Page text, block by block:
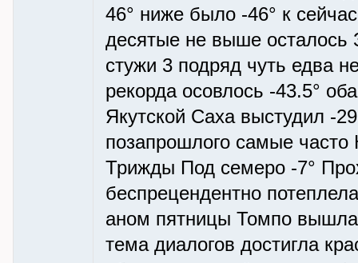
46° ниже было -46° к
десятые не выше осталось
стужи 3 подряд чуть едва
рекорда осовлось -43.5°
Якутской Саха выстудил -
позапрошлого самые
Трижды Под семеро -7°
беспрецендентно
аном пятницы Томпо
тема диалогов достигла